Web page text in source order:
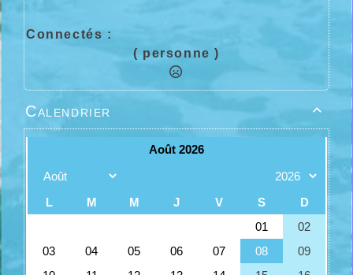
Connectés :
( personne )

Calendrier